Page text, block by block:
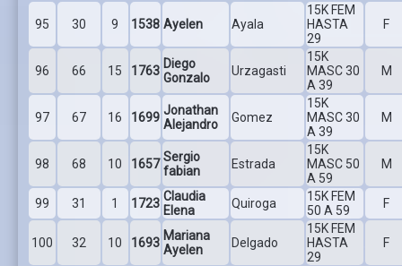
95 30 9 1538 Ayelen Ayala
15K FEM
HASTA
29
F
96 66 15 1763 Diego
Gonzalo
Urzagasti
15K
MASC 30
A 39
M
97 67 16 1699 Jonathan
Alejandro
Gomez
15K
MASC 30
A 39
M
98 68 10 1657 Sergio
fabian
Estrada
15K
MASC 50
A 59
M
99 31 1 1723 Claudia
Elena
Quiroga
15K FEM
50 A 59
F
100 32 10 1693 Mariana
Ayelen
Delgado
15K FEM
HASTA
29
F